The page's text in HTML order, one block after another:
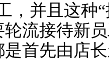
，并且这种
轮流接待新
是首先由店